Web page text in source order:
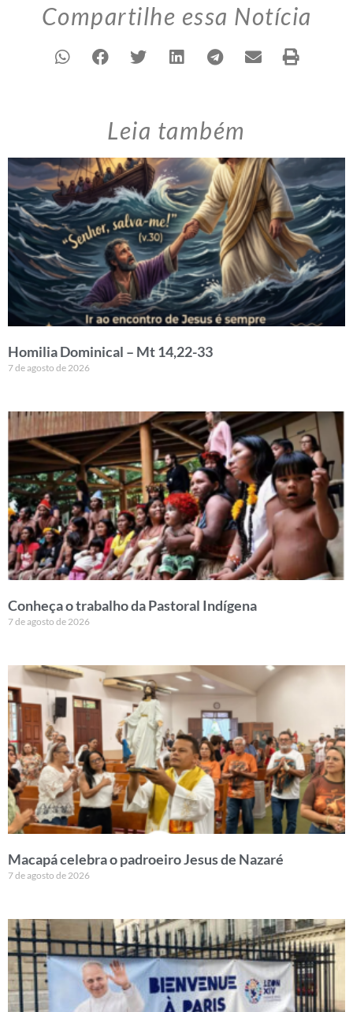
Compartilhe essa Notícia
Leia também
Homilia Dominical – Mt 14,22-33
7 de agosto de 2026
Conheça o trabalho da Pastoral Indígena
7 de agosto de 2026
Macapá celebra o padroeiro Jesus de Nazaré
7 de agosto de 2026